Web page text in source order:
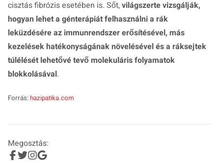
cisztás fibrózis esetében is. Sőt,világszerte vizsgálják,
hogyan lehet a génterápiát felhasználni a rák
leküzdésére az immunrendszer erősítésével, más
kezelések hatékonyságának növelésével és a ráksejtek
túlélését lehetővé tevő molekuláris folyamatok
blokkolásával.
Forrás: hazipatika.com
Megosztás: